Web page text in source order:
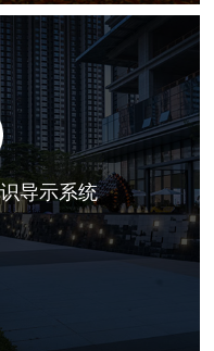
导示系统